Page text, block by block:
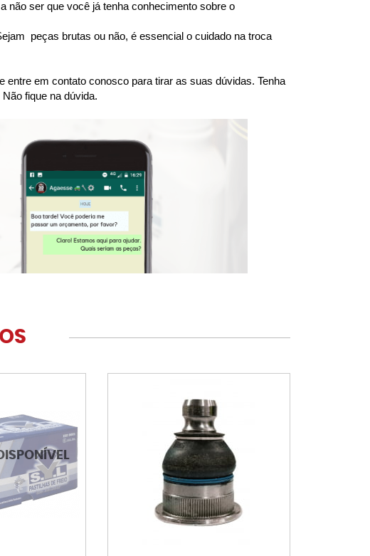
não ser que você já tenha conhecimento sobre o
peças brutas ou não, é essencial o cuidado na troca
em contato conosco para tirar as suas dúvidas. Tenha
fique na dúvida.